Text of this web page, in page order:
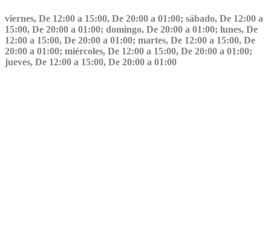
viernes, De 12:00 a 15:00, De 20:00 a 01:00; sábado, De 12:00 a
15:00, De 20:00 a 01:00; domingo, De 20:00 a 01:00; lunes, De
12:00 a 15:00, De 20:00 a 01:00; martes, De 12:00 a 15:00, De
20:00 a 01:00; miércoles, De 12:00 a 15:00, De 20:00 a 01:00;
jueves, De 12:00 a 15:00, De 20:00 a 01:00